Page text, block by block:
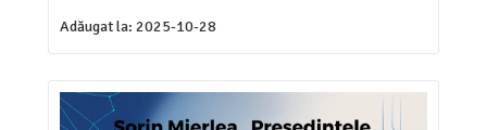
Adăugat la: 2025-10-28